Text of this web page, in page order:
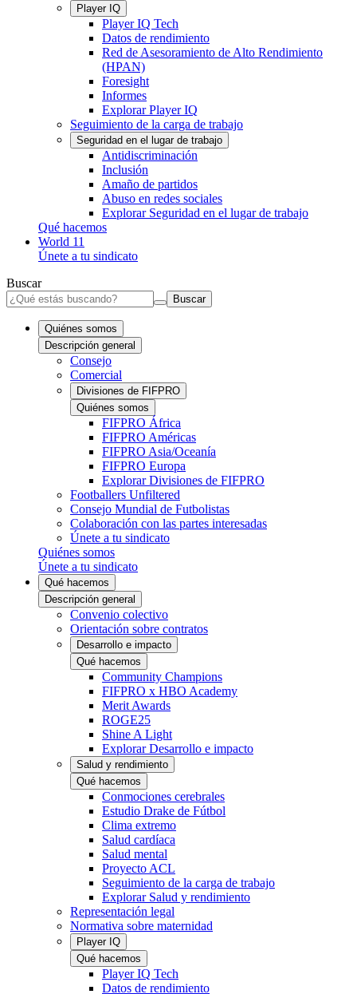
Player IQ
Player IQ Tech
Datos de rendimiento
Red de Asesoramiento de Alto Rendimiento
(HPAN)
Foresight
Informes
Explorar Player IQ
Seguimiento de la carga de trabajo
Seguridad en el lugar de trabajo
Antidiscriminación
Inclusión
Amaño de partidos
Abuso en redes sociales
Explorar Seguridad en el lugar de trabajo
Qué hacemos
World 11
Únete a tu sindicato
Buscar
Buscar
Quiénes somos
Descripción general
Consejo
Comercial
Divisiones de FIFPRO
Quiénes somos
FIFPRO África
FIFPRO Américas
FIFPRO Asia/Oceanía
FIFPRO Europa
Explorar Divisiones de FIFPRO
Footballers Unfiltered
Consejo Mundial de Futbolistas
Colaboración con las partes interesadas
Únete a tu sindicato
Quiénes somos
Únete a tu sindicato
Qué hacemos
Descripción general
Convenio colectivo
Orientación sobre contratos
Desarrollo e impacto
Qué hacemos
Community Champions
FIFPRO x HBO Academy
Merit Awards
ROGE25
Shine A Light
Explorar Desarrollo e impacto
Salud y rendimiento
Qué hacemos
Conmociones cerebrales
Estudio Drake de Fútbol
Clima extremo
Salud cardíaca
Salud mental
Proyecto ACL
Seguimiento de la carga de trabajo
Explorar Salud y rendimiento
Representación legal
Normativa sobre maternidad
Player IQ
Qué hacemos
Player IQ Tech
Datos de rendimiento